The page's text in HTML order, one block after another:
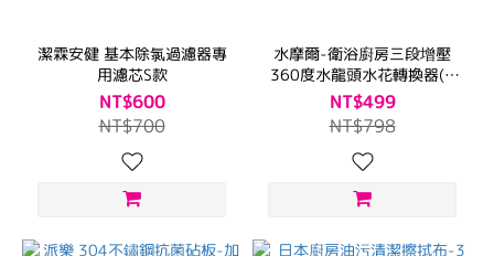
潔霖安健 基本除氯過濾器專
用濾芯S款
NT$600
NT$700
水摩爾-衛浴廚房三段增壓
360度水龍頭水花轉換器(2
入)
NT$499
NT$798